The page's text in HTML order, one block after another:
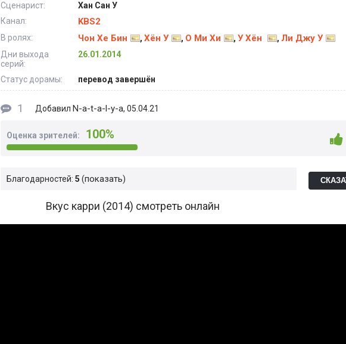
Сценарист:
Хан Сан У
Канал:
KBS2
В ролях: Чон Хе Бин , Хён У , О Ми Хи , У Хён , Ли Джу У
Дни выхода
серий:
26.01.2014
Статус дорамы: перевод завершён
1 Добавил N-a-t-a-l-y-a, 05.04.21
Оценка зрителей: 100%
Благодарностей: 5 показать
Вкус карри (2014) смотреть онлайн